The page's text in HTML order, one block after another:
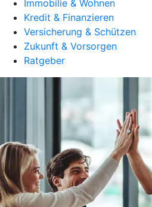
Immobilie & Wohnen
Kredit & Finanzieren
Versicherung & Schützen
Zukunft & Vorsorgen
Ratgeber